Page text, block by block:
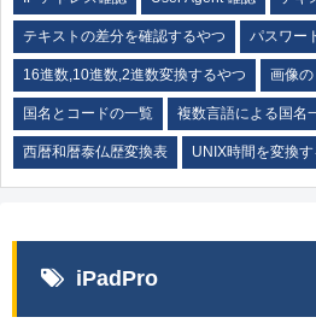
テキストの差分を確認するやつ パスワー
16進数,10進数,2進数変換するやつ 画像
国名とコードの一覧 複数言語による国名
西暦和暦泰仏歴変換表 UNIX時間を変換
iPadPro